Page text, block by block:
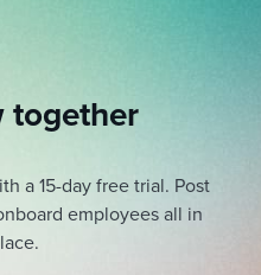
together
a 15-day free trial. Post
employees all in